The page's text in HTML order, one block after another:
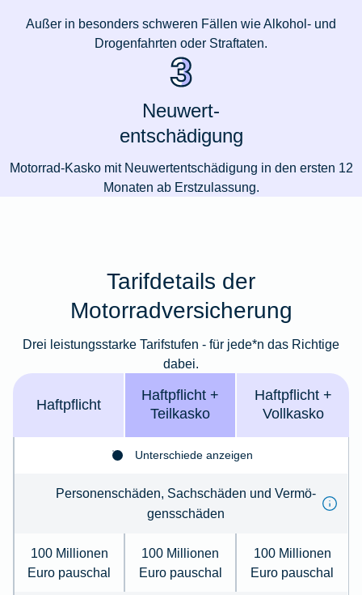
Außer in besonders schweren Fällen wie Alkohol- und
Drogenfahrten oder Straftaten.
Neuwert-
entschädigung
Motorrad-Kasko mit Neuwertentschädigung in den ersten 12
Monaten ab Erstzulassung.
Tarifdetails der
Motorradversicherung
Drei leistungsstarke Tarifstufen - für jede*n das Richtige
dabei.
Haft­pflicht
Haft­pflicht +
Teil­kasko
Haft­­pflicht +
Voll­kasko
Unterschiede anzeigen
Per­so­nenschäden, Sachschäden und Ver­mö­
gens­schä­den
100 Millionen
Euro pauschal
100 Millionen
Euro pauschal
100 Millionen
Euro pauschal